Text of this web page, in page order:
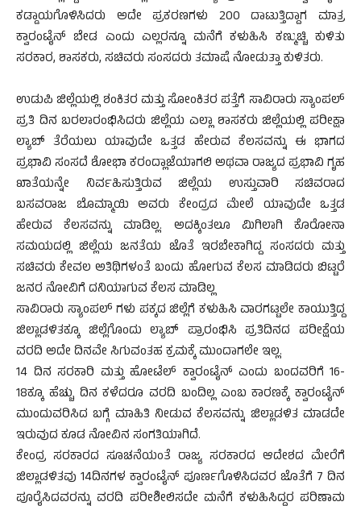
ಕಡ್ಡಾಯಗೊಳಿಸಿದರು ಅದೇ ಪ್ರಕರಣಗಳು 200 ದಾಟುತ್ತಿದ್ದಾಗ ಮಾತ್ರ
ಕ್ವಾರಂಟೈನ್ ಬೇಡ ಎಂದು ಎಲ್ಲರನ್ನೂ ಮನೆಗೆ ಕಳುಹಿಸಿ ಕಣ್ಮುಚ್ಚಿ ಕುಳಿತು
ಸರಕಾರ, ಶಾಸಕರು, ಸಚಿವರು ಸಂಸದರು ತಮಾಷೆ ನೋಡುತ್ತಾ ಕುಳಿತರು.
ಉಡುಪಿ ಜಿಲ್ಲೆಯಲ್ಲಿ ಶಂಕಿತರ ಮತ್ತು ಸೋಂಕಿತರ ಪತ್ತೆಗೆ ಸಾವಿರಾರು ಸ್ಯಾಂಪಲ್
ಪ್ರತಿ ದಿನ ಬರಲಾರಂಭಿಸಿದರು ಜಿಲ್ಲೆಯ ಎಲ್ಲಾ ಶಾಸಕರು ಜಿಲ್ಲೆಯಲ್ಲಿ ಪರೀಕ್ಷಾ
ಲ್ಯಾಬ್ ತೆರೆಯಲು ಯಾವುದೇ ಒತ್ತಡ ಹೇರುವ ಕೆಲಸವನ್ನು ಈ ಭಾಗದ
ಪ್ರಭಾವಿ ಸಂಸದೆ ಶೋಭಾ ಕರಂದ್ಲಾಜೆಯಾಗಲಿ ಅಥವಾ ರಾಜ್ಯದ ಪ್ರಭಾವಿ ಗೃಹ
ಖಾತೆಯನ್ನೇ ನಿರ್ವಹಿಸುತ್ತಿರುವ ಜಿಲ್ಲೆಯ ಉಸ್ತುವಾರಿ ಸಚಿವರಾದ
ಬಸವರಾಜ ಬೊಮ್ಮಾಯಿ ಅವರು ಕೇಂದ್ರದ ಮೇಲೆ ಯಾವುದೇ ಒತ್ತಡ
ಹೇರುವ ಕೆಲಸವನ್ನು ಮಾಡಿಲ್ಲ. ಅದಕ್ಕಿಂತಲೂ ಮಿಗಿಲಾಗಿ ಕೊರೋನಾ
ಸಮಯದಲ್ಲಿ ಜಿಲ್ಲೆಯ ಜನತೆಯ ಜೊತೆ ಇರಬೇಕಾಗಿದ್ದ ಸಂಸದರು ಮತ್ತು
ಸಚಿವರು ಕೇವಲ ಅತಿಥಿಗಳಂತೆ ಬಂದು ಹೋಗುವ ಕೆಲಸ ಮಾಡಿದರು ಬಿಟ್ಟರೆ
ಜನರ ನೋವಿಗೆ ದನಿಯಾಗುವ ಕೆಲಸ ಮಾಡಿಲ್ಲ
ಸಾವಿರಾರು ಸ್ಯಾಂಪಲ್ ಗಳು ಪಕ್ಕದ ಜಿಲ್ಲೆಗೆ ಕಳುಹಿಸಿ ವಾರಗಟ್ಟಲೇ ಕಾಯುತ್ತಿದ್ದ
ಜಿಲ್ಲಾಡಳಿತಕ್ಕೂ ಜಿಲ್ಲೆಗೊಂದು ಲ್ಯಾಬ್ ಪ್ರಾರಂಭಿಸಿ ಪ್ರತಿದಿನದ ಪರೀಕ್ಷೆಯ
ವರದಿ ಅದೇ ದಿನವೇ ಸಿಗುವಂತಹ ಕ್ರಮಕ್ಕೆ ಮುಂದಾಗಲೇ ಇಲ್ಲ.
14 ದಿನ ಸರಕಾರಿ ಮತ್ತು ಹೋಟೆಲ್ ಕ್ವಾರಂಟೈನ್ ಎಂದು ಬಂದವರಿಗೆ 16-
18ಕ್ಕೂ ಹೆಚ್ಚು ದಿನ ಕಳೆದರೂ ವರದಿ ಬಂದಿಲ್ಲ ಎಂಬ ಕಾರಣಕ್ಕೆ ಕ್ವಾರಂಟೈನ್
ಮುಂದುವರಿಸಿದ ಬಗ್ಗೆ ಮಾಹಿತಿ ನೀಡುವ ಕೆಲಸವನ್ನು ಜಿಲ್ಲಾಡಳಿತ ಮಾಡದೇ
ಇರುವುದ ಕೂಡ ನೋವಿನ ಸಂಗತಿಯಾಗಿದೆ.
ಕೇಂದ್ರ ಸರಕಾರದ ಸೂಚನೆಯಂತೆ ರಾಜ್ಯ ಸರಕಾರದ ಆದೇಶದ ಮೇರೆಗೆ
ಜಿಲ್ಲಾಡಳಿತವು 14ದಿನಗಳ ಕ್ವಾರಂಟೈನ್ ಪೂರ್ಣಗೊಳಿಸಿದವರ ಜೊತೆಗೆ 7 ದಿನ
ಪೂರೈಸಿದವರನ್ನು ವರದಿ ಪರೀಶೀಲಿಸದೇ ಮನೆಗೆ ಕಳುಹಿಸಿದ್ದರ ಪರಿಣಾಮ